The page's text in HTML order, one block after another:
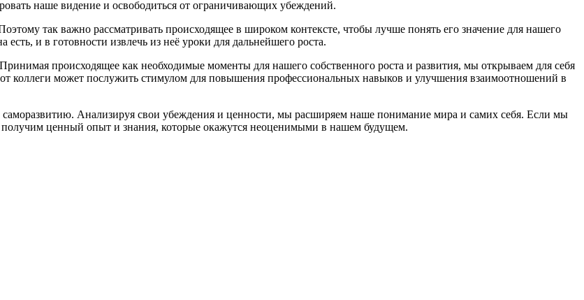
наше видение и освободиться от ограничивающих убеждений.
так важно рассматривать происходящее в широком контексте, чтобы лучше понять его значение для нашего
и в готовности извлечь из неё уроки для дальнейшего роста.
происходящее как необходимые моменты для нашего собственного роста и развития, мы открываем для себя
коллеги может послужить стимулом для повышения профессиональных навыков и улучшения взаимоотношений в
Анализируя свои убеждения и ценности, мы расширяем наше понимание мира и самих себя. Если мы
ценный опыт и знания, которые окажутся неоценимыми в нашем будущем.